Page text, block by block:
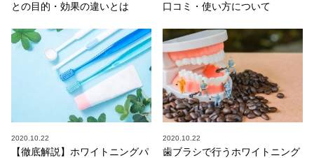
との目的・効果の違いとは
口コミ・使い方について
2020.10.22
【徹底解説】ホワイトニングパ
2020.10.22
歯ブラシで行うホワイトニング